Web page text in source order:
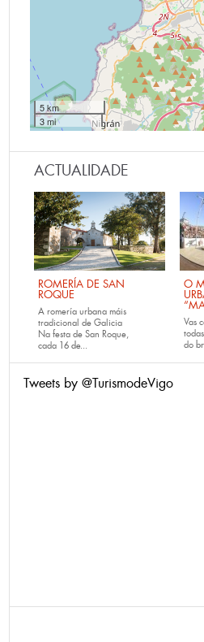
5 km
3 mi
ACTUALIDADE
ROMERÍA DE SAN
ROQUE
A romería urbana máis
tradicional de Galicia
Na festa de San Roque,
cada 16 de...
O
Vas
do
Tweets by @TurismodeVigo